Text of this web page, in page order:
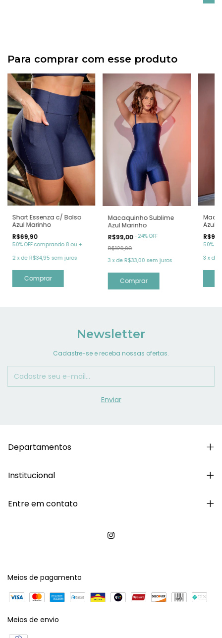
Para comprar com esse produto
Short Essenza c/ Bolso
Azul Marinho
R$69,90
50% OFF comprando 8 ou +
2 xde R$34,95 sem juros
Comprar
Macaquinho Sublime
Azul Marinho
R$99,00 -24%OFF
R$129,90
3 xde R$33,00 sem juros
Comprar
Azul
50%
3 x de
Newsletter
Cadastre-se e receba nossas ofertas.
Departamentos
Institucional
Entre em contato
Meios de pagamento
Meios de envio